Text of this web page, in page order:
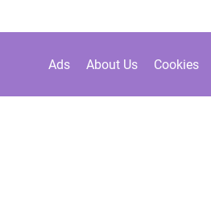
Ads About Us Cookies